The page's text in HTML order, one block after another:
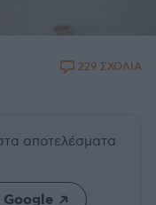
229 ΣΧΟΛΙΑ
αποτελέσματα